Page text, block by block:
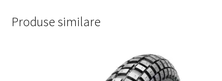
Produse similare